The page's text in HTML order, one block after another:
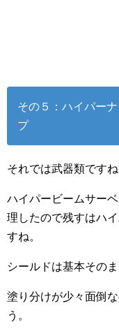
その５：ハイパー
プ
それでは武器類ですね
ハイパービームサー
理したので残すはハ
すね。
シールドは基本その
塗り分けが少々面倒
う。